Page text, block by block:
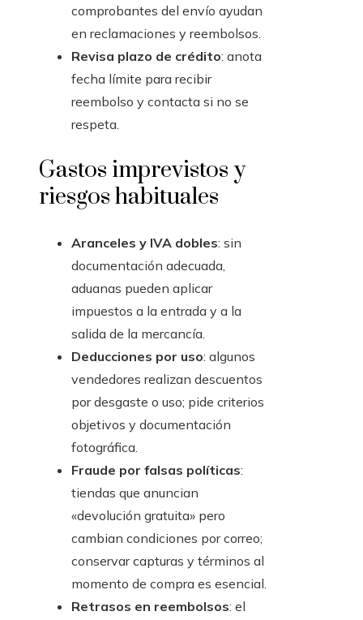
comprobantes del envío ayudan
en reclamaciones y reembolsos.
Revisa plazo de crédito: anota
fecha límite para recibir
reembolso y contacta si no se
respeta.
Gastos imprevistos y
riesgos habituales
Aranceles y IVA dobles: sin
documentación adecuada,
aduanas pueden aplicar
impuestos a la entrada y a la
salida de la mercancía.
Deducciones por uso: algunos
vendedores realizan descuentos
por desgaste o uso; pide criterios
objetivos y documentación
fotográfica.
Fraude por falsas políticas:
tiendas que anuncian
«devolución gratuita» pero
cambian condiciones por correo;
conservar capturas y términos al
momento de compra es esencial.
Retrasos en reembolsos: el